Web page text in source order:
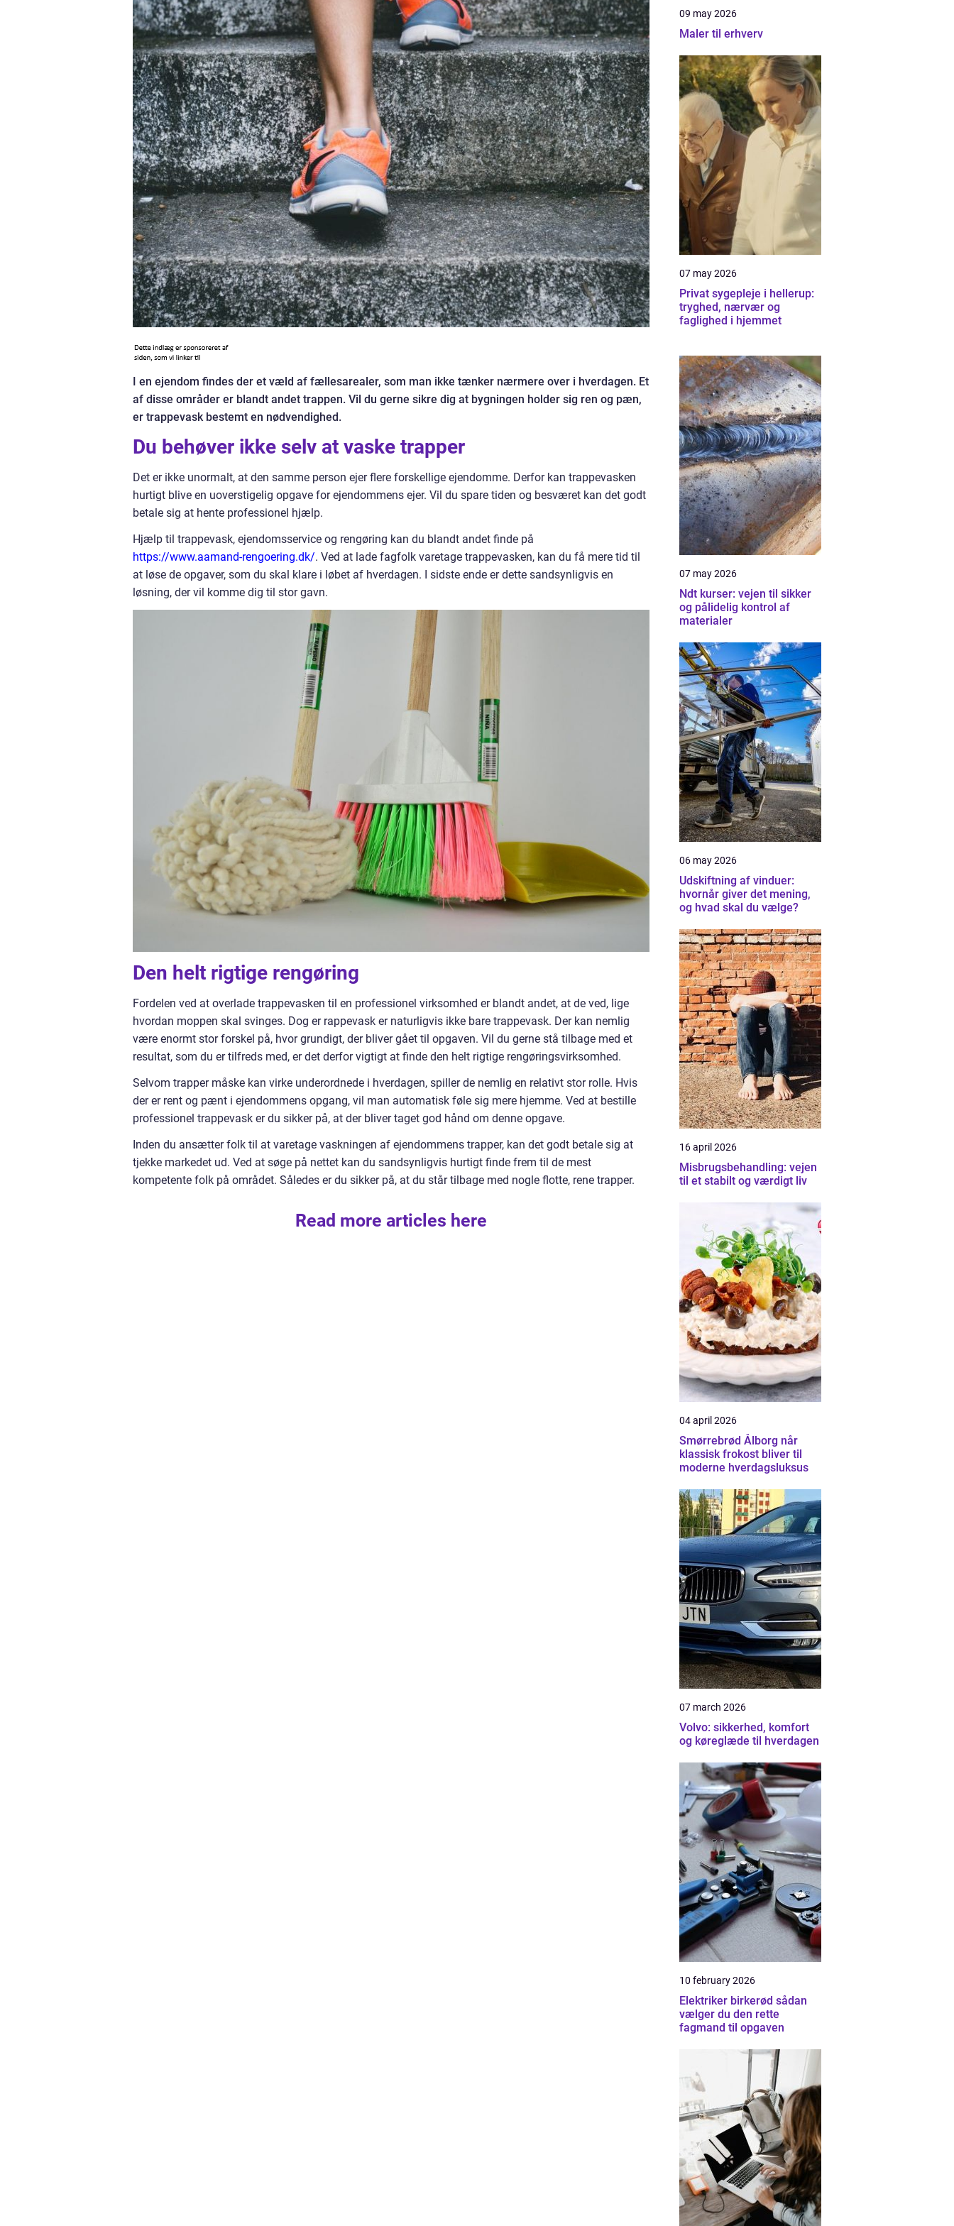
I en ejendom findes der et væld af fællesarealer, som man ikke tænker nærmere over i hverdagen. Et
af disse områder er blandt andet trappen. Vil du gerne sikre dig at bygningen holder sig ren og pæn,
er trappevask bestemt en nødvendighed.
Du behøver ikke selv at vaske trapper
Det er ikke unormalt, at den samme person ejer flere forskellige ejendomme. Derfor kan trappevasken
hurtigt blive en uoverstigelig opgave for ejendommens ejer. Vil du spare tiden og besværet kan det godt
betale sig at hente professionel hjælp.
Hjælp til trappevask, ejendomsservice og rengøring kan du blandt andet finde på
https://www.aamand-rengoering.dk/. Ved at lade fagfolk varetage trappevasken, kan du få mere tid til
at løse de opgaver, som du skal klare i løbet af hverdagen. I sidste ende er dette sandsynligvis en
løsning, der vil komme dig til stor gavn.
Den helt rigtige rengøring
Fordelen ved at overlade trappevasken til en professionel virksomhed er blandt andet, at de ved, lige
hvordan moppen skal svinges. Dog er rappevask er naturligvis ikke bare trappevask. Der kan nemlig
være enormt stor forskel på, hvor grundigt, der bliver gået til opgaven. Vil du gerne stå tilbage med et
resultat, som du er tilfreds med, er det derfor vigtigt at finde den helt rigtige rengøringsvirksomhed.
Selvom trapper måske kan virke underordnede i hverdagen, spiller de nemlig en relativt stor rolle. Hvis
der er rent og pænt i ejendommens opgang, vil man automatisk føle sig mere hjemme. Ved at bestille
professionel trappevask er du sikker på, at der bliver taget god hånd om denne opgave.
Inden du ansætter folk til at varetage vaskningen af ejendommens trapper, kan det godt betale sig at
tjekke markedet ud. Ved at søge på nettet kan du sandsynligvis hurtigt finde frem til de mest
kompetente folk på området. Således er du sikker på, at du står tilbage med nogle flotte, rene trapper.
Read more articles here
09 may 2026
Maler til erhverv
07 may 2026
Privat sygepleje i hellerup:
tryghed, nærvær og
faglighed i hjemmet
07 may 2026
Ndt kurser: vejen til sikker
og pålidelig kontrol af
materialer
06 may 2026
Udskiftning af vinduer:
hvornår giver det mening,
og hvad skal du vælge?
16 april 2026
Misbrugsbehandling: vejen
til et stabilt og værdigt liv
04 april 2026
Smørrebrød Ålborg når
klassisk frokost bliver til
moderne hverdagsluksus
07 march 2026
Volvo: sikkerhed, komfort
og køreglæde til hverdagen
10 february 2026
Elektriker birkerød sådan
vælger du den rette
fagmand til opgaven